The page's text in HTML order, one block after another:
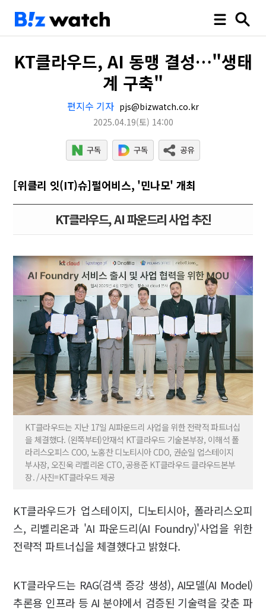
KT클라우드, AI 동맹 결성…"생태
계 구축"
편지수 기자 pjs@bizwatch.co.kr
2025.04.19(토) 14:00
[위클리 잇(IT)슈]펄어비스, '민나모' 개최
KT클라우드, AI 파운드리 사업 추진
KT클라우드는 지난 17일 AI파운드리 사업을 위한 전략적 파트너십
을 체결했다. (왼쪽부터)안재석 KT클라우드 기술본부장, 이해석 폴
라리스오피스 COO, 노홍찬 디노티시아 CDO, 권순일 업스테이지
부사장, 오진욱 리벨리온 CTO, 공용준 KT클라우드 클라우드본부
장. /사진=KT클라우드 제공
KT클라우드가 업스테이지, 디노티시아, 폴라리스오피
스, 리벨리온과 'AI 파운드리(AI Foundry)'사업을 위한
전략적 파트너십을 체결했다고 밝혔다.
KT클라우드는 RAG(검색 증강 생성), AI모델(AI Model)
추론용 인프라 등 AI 분야에서 검증된 기술력을 갖춘 파